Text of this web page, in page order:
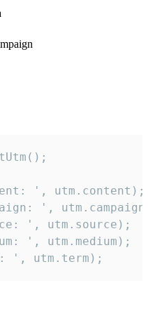
', utm.content);
',
', utm.source);
', utm.medium);
', utm.term);